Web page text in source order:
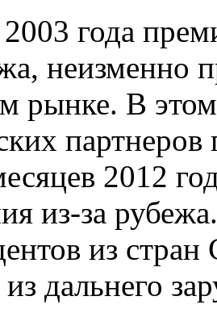
года
неизменно
рынке. В
2012
из-за
из
дальнего